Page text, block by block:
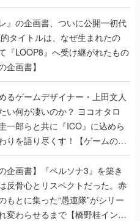
レ』の企画書、ついに公開━初代
タイトルは、なぜ生まれたの
『LOOP8』へ受け継がれたもの
企画書】
るゲームデザイナー・上田文人
い何が凄いのか？ ヨコオタロ
一郎らと共に『ICO』に込めら
りを語り尽くす！【ゲームの企
企画書】『ペルソナ3』を築き
反骨心とリスペクトだった。赤
もとに集った“愚連隊”がシリー
変わらせるまで【橋野桂インタ